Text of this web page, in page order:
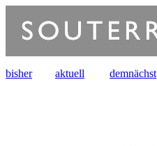
bisher aktuell demnächst